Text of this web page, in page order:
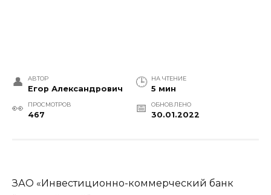
АВТОР
Егор Александрович
НА ЧТЕНИЕ
5 мин
ПРОСМОТРОВ
467
ОБНОВЛЕНО
30.01.2022
ЗАО «Инвестиционно-коммерческий банк